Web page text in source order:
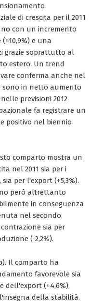
di crescita per il 2011
con un incremento
e una
grazie soprattutto al
estero. Un trend
conferma anche nel
sono in netto aumento
previsioni 2012
fa registrare un
positivo nel biennio
comparto mostra un
nel 2011 sia per i
per l'export (+5,3%).
però altrettanto
in conseguenza
nel secondo
sia per
(-2,2%).
Il comparto ha
favorevole sia
dell'export (+4,6%),
della stabilità.